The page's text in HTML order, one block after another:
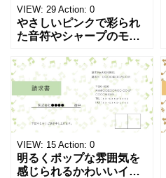
VIEW: 29 Action: 0
やさしいピンクで彩られ
た音符やシャープのモチ
がる、キュートで華やか
な請求書テンプレートで
す。出演料、演奏ギャ
ラ、取材費請求、イベン
ト請求などの書類作成に
ご活用ください。 表の項
目は現在は品目、数量、
単価、金額になってい
VIEW: 15 Action: 0
明るくポップな雰囲気を
感じられるかわいいイラ